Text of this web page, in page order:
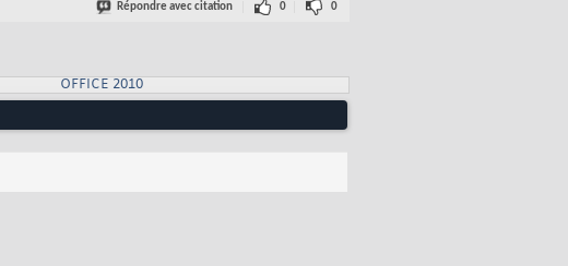
Répondre avec citation 0 0
OFFICE 2010